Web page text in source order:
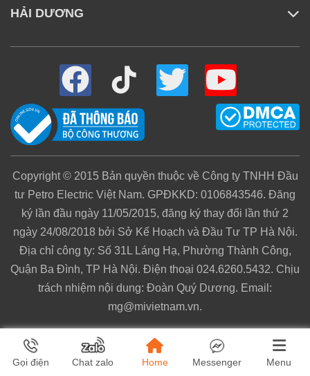
HẢI DƯƠNG
Copyright © 2015 Bản quyền thuộc về Công ty TNHH Đầu
tư Petro Electric Việt Nam. GPĐKKD: 0106843546. Đăng
ký lần đầu ngày 11/05/2015, đăng ký thay đổi lần thứ 2
ngày 24/08/2018 bởi Sở Kế Hoạch và Đầu Tư TP Hà Nội.
Địa chỉ công ty: Số 31L Láng Hạ, Phường Thành Công,
Quận Ba Đình, TP Hà Nội. Điện thoại 024.6260.5432. Chịu
trách nhiệm nội dung: Đoàn Quý Dương. Email:
mg@mivietnam.vn.
Gọi điện Chat zalo Home Messenger Menu